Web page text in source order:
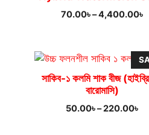
70.00৳–4,400.00৳
সাকিব-১ কলমি শাক বীজ
বারোমাসি)
50.00৳–220.00৳